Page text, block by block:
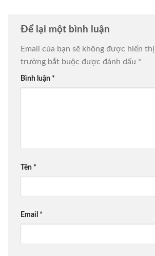
Để lại một bình luận
Email của bạn sẽ không được hiển
trường bắt buộc được đánh dấu *
Bình luận *
Tên *
Email *